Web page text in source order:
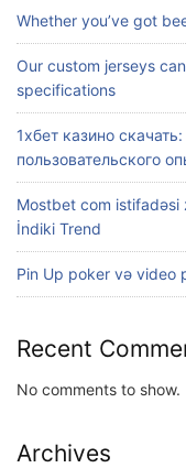
Whether you’ve got
Our custom jerseys
specifications
1хбет казино
пользовательского
Mostbet com istifadəsi
İndiki Trend
Pin Up poker və video
Recent
No comments to show.
Archives